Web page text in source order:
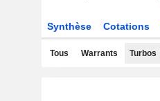
Synthèse Cotations
Tous Warrants Turbos